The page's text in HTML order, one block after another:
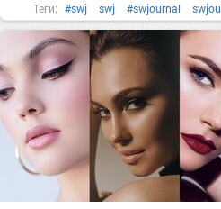
Теги: #swj swj #swjournal
#блескдлягуб
#декоративнаякосметика
#косметика #краснаяпомада
#нюдовыеоттенки нюдовыеоттенки
#пудра
тер. СНТ Косметика